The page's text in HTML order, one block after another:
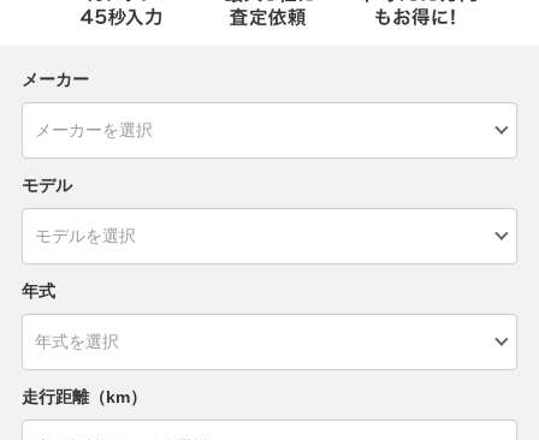
メーカー
モデル
年式
走行距離（km）